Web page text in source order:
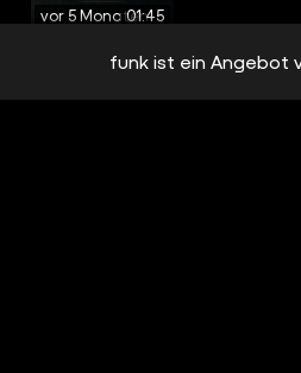
vor 5 Monaten
01:45
ADHS
funk ist ein Angebot